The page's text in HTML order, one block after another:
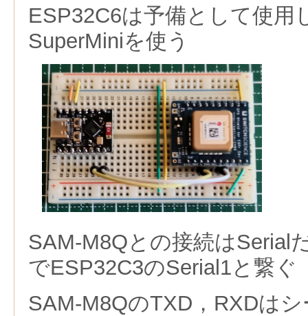
ESP32C6は予備として使用
SuperMiniを使う
SAM-M8Qとの接続はSerial
でESP32C3のSerial1と繋ぐ
SAM-M8QのTXD，RXDは